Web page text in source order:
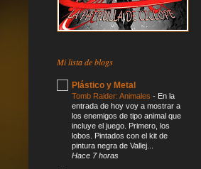
Mi lista de blogs
Plástico y Metal
Tomb Raider: Animales - En la
entrada de hoy voy a mostrar a
los enemigos de tipo animal que
incluye el juego. Primero, los
lobos. Pintados con el kit de
pintura negra de Vallej...
Hace 7 horas